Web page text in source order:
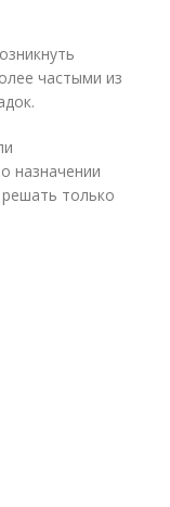
частыми из
назначении
только